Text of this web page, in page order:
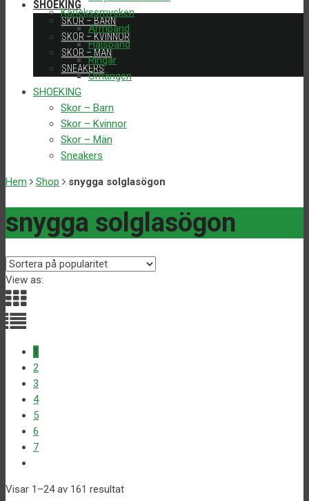
SHOEKING
SKOR – BARN
SKOR – KVINNOR
SKOR – MÄN
SNEAKERS
Kärlekssmycken
Armband
Halsband
Ringar
Örhängen
SHOEKING
Skor – Barn
Skor – Kvinnor
Skor – Män
Sneakers
Hem Shop snygga solglasögon
snygga solglasögon
View as:
1
2
3
4
5
6
7
Visar 1–24 av 161 resultat